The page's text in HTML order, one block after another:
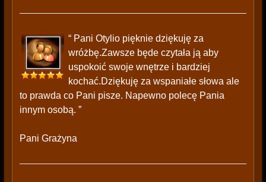
“ Pani Otylio pięknie dziękuję za
wróżbę.Zawsze będe czytała ją aby
uspokoić swoje wnętrze i bardziej
kochać.Dziękuję za wspaniałe słowa ale
to prawda co Pani pisze. Napewno polecę Pania
innym osobą. ”
Pani Grażyna